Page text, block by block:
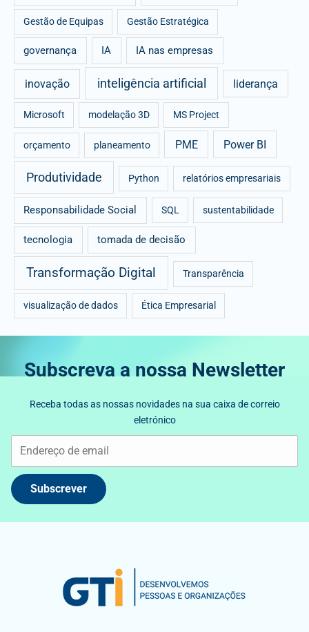
Gestão de Equipas Gestão Estratégica
governança IA IA nas empresas
inovação inteligência artificial liderança
Microsoft modelação 3D MS Project
orçamento planeamento PME Power BI
Produtividade Python relatórios empresariais
Responsabilidade Social SQL sustentabilidade
tecnologia tomada de decisão
Transformação Digital Transparência
visualização de dados Ética Empresarial
Subscreva a nossa Newsletter
Receba todas as nossas novidades na sua caixa de correio
eletrónico
Subscrever